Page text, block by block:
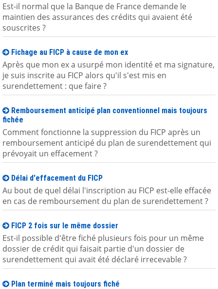
Est-il normal que la Banque de France demande le
maintien des assurances des crédits qui avaient été
souscrites ?
Fichage au FICP à cause de mon ex
Après que mon ex a usurpé mon identité et ma signature,
je suis inscrite au FICP alors qu'il s'est mis en
surendettement : que faire ?
Remboursement anticipé plan conventionnel mais toujours
fichée
Comment fonctionne la suppression du FICP après un
remboursement anticipé du plan de surendettement qui
prévoyait un effacement ?
Délai d'effacement du FICP
Au bout de quel délai l'inscription au FICP est-elle effacée
en cas de remboursement du plan de surendettement ?
FICP 2 fois sur le même dossier
Est-il possible d'être fiché plusieurs fois pour un même
dossier de crédit qui faisait partie d'un dossier de
surendettement qui avait été déclaré irrecevable ?
Plan terminé mais toujours fiché